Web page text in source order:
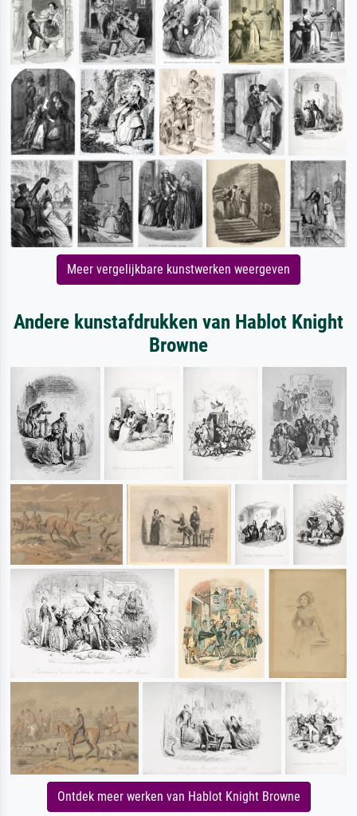
Meer vergelijkbare kunstwerken weergeven
Andere kunstafdrukken van Hablot Knight
Browne
Ontdek meer werken van Hablot Knight Browne